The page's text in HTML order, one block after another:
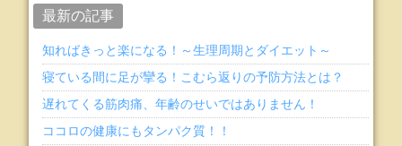
最新の記事
知ればきっと楽になる！～生理周期とダイエット～
寝ている間に足が攣る！こむら返りの予防方法とは？
遅れてくる筋肉痛、年齢のせいではありません！
ココロの健康にもタンパク質！！